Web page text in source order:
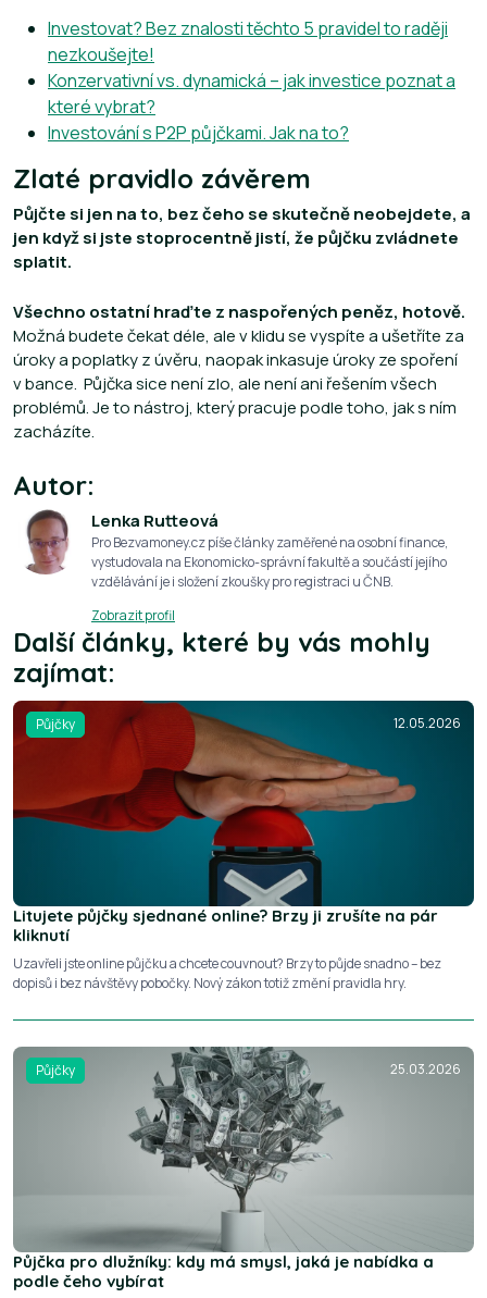
Investovat? Bez znalosti těchto 5 pravidel to raději
nezkoušejte!
Konzervativní vs. dynamická – jak investice poznat a
které vybrat?
Investování s P2P půjčkami. Jak na to?
Zlaté pravidlo závěrem
Půjčte si jen na to, bez čeho se skutečně neobejdete, a
jen když si jste stoprocentně jistí, že půjčku zvládnete
splatit.
Všechno ostatní hraďte z naspořených peněz, hotově.
Možná budete čekat déle, ale v klidu se vyspíte a ušetříte za
úroky a poplatky z úvěru, naopak inkasuje úroky ze spoření
v bance. Půjčka sice není zlo, ale není ani řešením všech
problémů. Je to nástroj, který pracuje podle toho, jak s ním
zacházíte.
Autor:
Lenka Rutteová
Pro Bezvamoney.cz píše články zaměřené na osobní finance,
vystudovala na Ekonomicko-správní fakultě a součástí jejího
vzdělávání je i složení zkoušky pro registraci u ČNB.
Zobrazit profil
Další články, které by vás mohly
zajímat:
Půjčky 12.05.2026
Litujete půjčky sjednané online? Brzy ji zrušíte na pár
kliknutí
Uzavřeli jste online půjčku a chcete couvnout? Brzy to půjde snadno – bez
dopisů i bez návštěvy pobočky. Nový zákon totiž změní pravidla hry.
Půjčky 25.03.2026
Půjčka pro dlužníky: kdy má smysl, jaká je nabídka a
podle čeho vybírat